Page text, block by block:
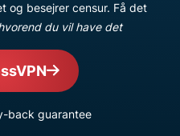
og besejrer censur. Få det
du vil have det
back guarantee